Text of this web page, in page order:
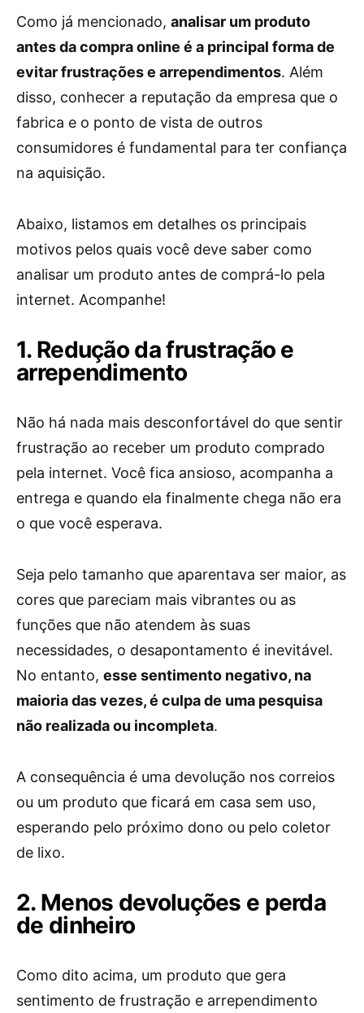
Como já mencionado, analisar um produto
antes da compra online é a principal forma de
evitar frustrações e arrependimentos. Além
disso, conhecer a reputação da empresa que o
fabrica e o ponto de vista de outros
consumidores é fundamental para ter confiança
na aquisição.
Abaixo, listamos em detalhes os principais
motivos pelos quais você deve saber como
analisar um produto antes de comprá-lo pela
internet. Acompanhe!
1. Redução da frustração e
arrependimento
Não há nada mais desconfortável do que sentir
frustração ao receber um produto comprado
pela internet. Você fica ansioso, acompanha a
entrega e quando ela finalmente chega não era
o que você esperava.
Seja pelo tamanho que aparentava ser maior, as
cores que pareciam mais vibrantes ou as
funções que não atendem às suas
necessidades, o desapontamento é inevitável.
No entanto, esse sentimento negativo, na
maioria das vezes, é culpa de uma pesquisa
não realizada ou incompleta.
A consequência é uma devolução nos correios
ou um produto que ficará em casa sem uso,
esperando pelo próximo dono ou pelo coletor
de lixo.
2. Menos devoluções e perda
de dinheiro
Como dito acima, um produto que gera
sentimento de frustração e arrependimento